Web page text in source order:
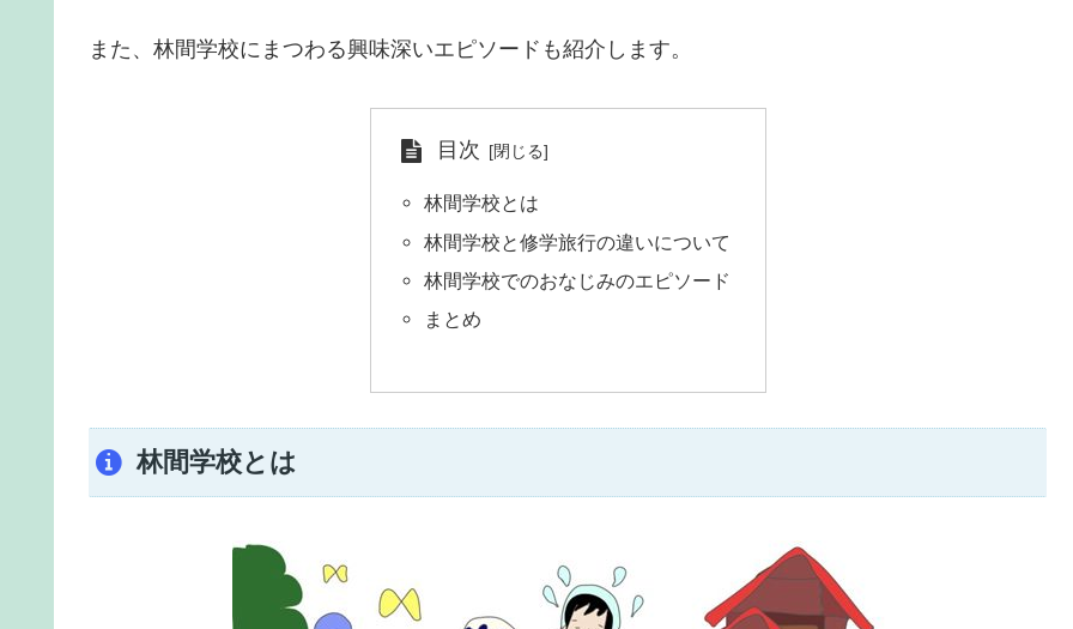
また、林間学校にまつわる興味深いエピソードも紹介します。
目次
林間学校とは
林間学校と修学旅行の違いについて
林間学校でのおなじみのエピソード
まとめ
林間学校とは